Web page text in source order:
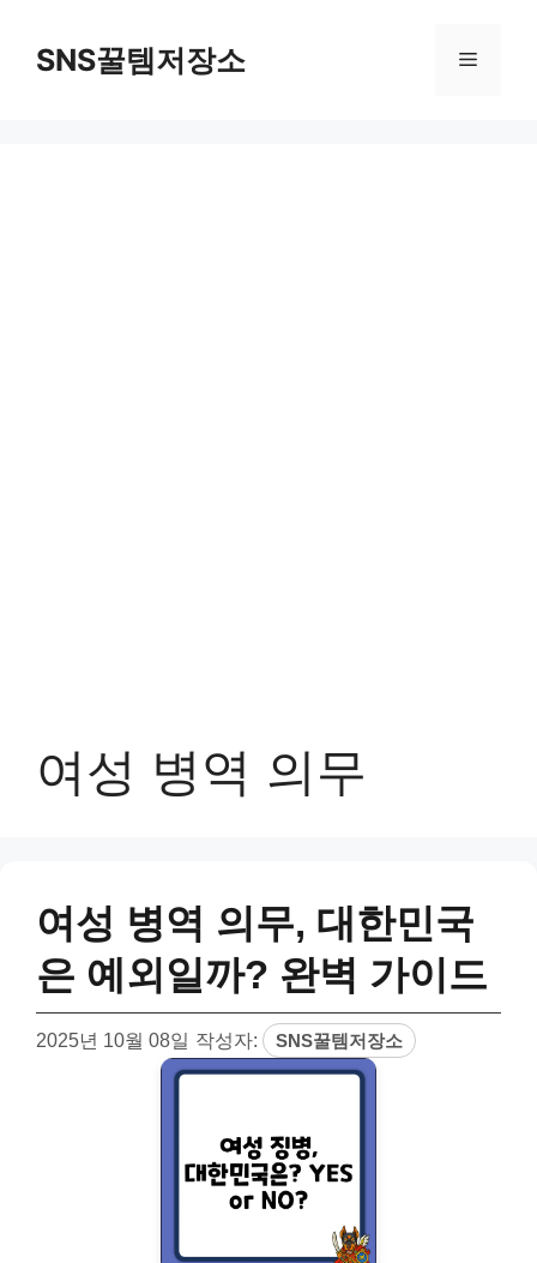
SNS꿀템저장소 메
여성 병역 의무
여성 병역 의무, 대한민국
은 예외일까? 완벽 가이드
2025년 10월 08일 작성자: SNS꿀템저장소